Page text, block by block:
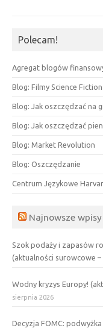
Polecam!
Agregat blogów
Blog: Filmy Science Fiction
Blog: Jak oszczędzać na
Blog: Jak oszczędzać
Blog: Market Revolution
Blog: Oszczędzanie
Centrum Językowe
Najnowsze
Szok podaży i zapasów
(aktualności surowcowe –
Wodny kryzys Europy!
sierpnia 2026
Decyzja FOMC: